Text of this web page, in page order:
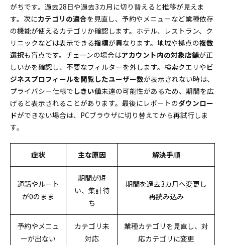
がちです。過去28日や過去3カ月に切り替えると推移が見えま
す。次にカテゴリの適合を見直し、予約やメニューなど業種依存
の機能が使えるカテゴリか確認します。ホテル、レストラン、ク
リニックなどは表示できる指標が異なります。地域や拠点の複数
選択も盲点です。チェーンの場合はアカウント内の対象店舗が正
しいかを確認し、不要なフィルターを外します。検索クエリや ビ
ジネスプロフィールを閲覧したユーザー数が表示されない時は、
プライバシー仕様で しきい値未達の可能性があるため、期間を広
げると表示されることがあります。最後にレポートのダウンロー
ドができない場合は、PCブラウザに切り替えてから再試行しま
す。
症状 主な原因 解決手順
通話やルート
が0のまま
期間が短
い、集計待
ち
期間を過去3カ月へ変更し
再読み込み
予約やメニュ
ーが出ない
カテゴリ未
対応
業種カテゴリを見直し、対
応カテゴリに変更